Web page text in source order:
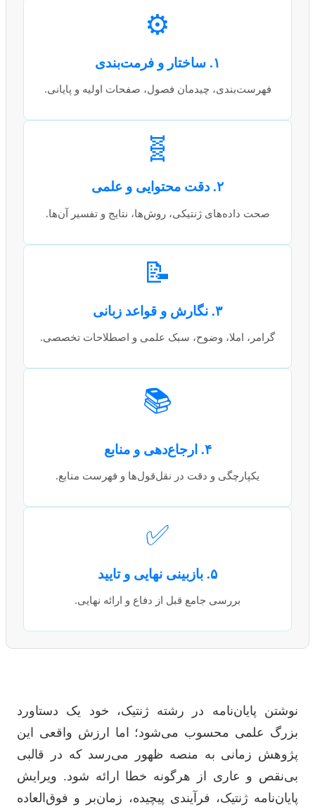
⚙️
فهرست‌بندی، چیدمان فصول، صفحات اولیه و پایانی.
🧬
صحت داده‌های ژنتیکی، روش‌ها، نتایج و تفسیر آن‌ها.
📝
گرامر، املا، وضوح، سبک علمی و اصطلاحات تخصصی.
📚
یکپارچگی و دقت در نقل‌قول‌ها و فهرست منابع.
✅
بررسی جامع قبل از دفاع و ارائه نهایی.
نوشتن پایان‌نامه در رشته ژنتیک، خود یک دستاورد
بزرگ علمی محسوب می‌شود؛ اما ارزش واقعی این
پژوهش زمانی به منصه ظهور می‌رسد که در قالبی
بی‌نقص و عاری از هرگونه خطا ارائه شود. ویرایش
پایان‌نامه ژنتیک، فرآیندی پیچیده، زمان‌بر و فوق‌العاده